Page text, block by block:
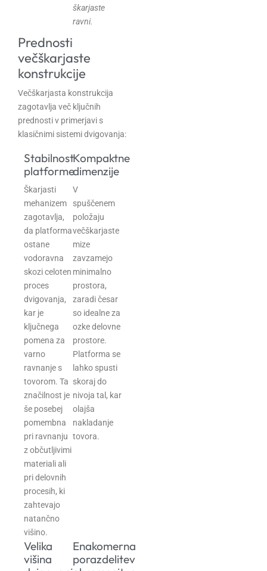
škarjaste
ravni.
Prednosti
večškarjaste
konstrukcije
Večškarjasta konstrukcija
zagotavlja več ključnih
prednosti v primerjavi s
klasičnimi sistemi dvigovanja:
Stabilnost
platforme
Škarjasti
mehanizem
zagotavlja,
da platforma
ostane
vodoravna
skozi celoten
proces
dvigovanja,
kar je
ključnega
pomena za
varno
ravnanje s
tovorom. Ta
značilnost je
še posebej
pomembna
pri ravnanju
z občutljivimi
materiali ali
pri delovnih
procesih, ki
zahtevajo
natančno
višino.
Kompaktne
dimenzije
V
spuščenem
položaju
večškarjaste
mize
zavzamejo
minimalno
prostora,
zaradi česar
so idealne za
ozke delovne
prostore.
Platforma se
lahko spusti
skoraj do
nivoja tal, kar
olajša
nakladanje
tovora.
Velika
višina
Enakomerna
porazdelitev